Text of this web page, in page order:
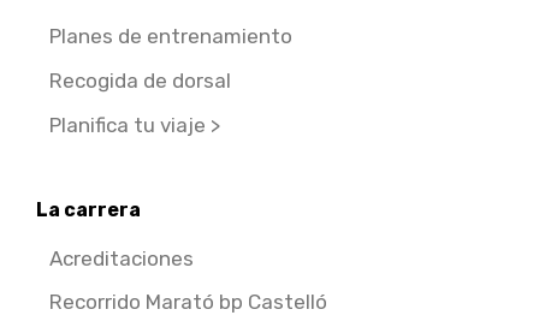
Planes de entrenamiento
Recogida de dorsal
Planifica tu viaje >
La carrera
Acreditaciones
Recorrido Marató bp Castelló